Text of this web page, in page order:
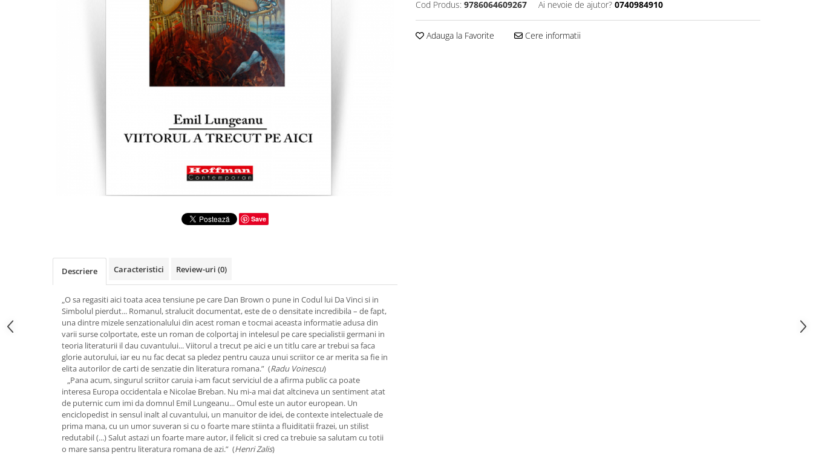
Save
Cod Produs: 9786064609267 Ai nevoie de ajutor? 0740984910
Adauga la Favorite Cere informatii
Descriere Caracteristici Review-uri (0)
„O sa regasiti aici toata acea tensiune pe care Dan Brown o pune in Codul lui Da Vinci si in
Simbolul pierdut... Romanul, stralucit documentat, este de o densitate incredibila – de fapt,
una dintre mizele senzationalului din acest roman e tocmai aceasta informatie adusa din
varii surse colportate, este un roman de colportaj in intelesul pe care specialistii germani in
teoria literaturii il dau cuvantului... Viitorul a trecut pe aici e un titlu care ar trebui sa faca
glorie autorului, iar eu nu fac decat sa pledez pentru cauza unui scriitor ce ar merita sa fie in
elita autorilor de carti de senzatie din literatura romana.” (Radu Voinescu)
„Pana acum, singurul scriitor caruia i-am facut serviciul de a afirma public ca poate
interesa Europa occidentala e Nicolae Breban. Nu mi-a mai dat altcineva un sentiment atat
de puternic cum imi da domnul Emil Lungeanu... Omul este un autor european. Un
enciclopedist in sensul inalt al cuvantului, un manuitor de idei, de contexte intelectuale de
prima mana, cu un umor suveran si cu o foarte mare stiinta a fluiditatii frazei, un stilist
redutabil (...) Salut astazi un foarte mare autor, il felicit si cred ca trebuie sa salutam cu totii
o mare sansa pentru literatura romana de azi.” (Henri Zalis)